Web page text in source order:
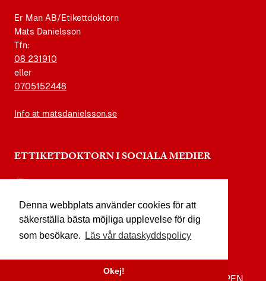
Denna webbplats använder cookies för att
säkerställa bästa möjliga upplevelse för dig
som besökare.
Läs vår dataskyddspolicy
Okej!
Er Man AB/Etikettdoktorn
Mats Danielsson
Tfn:
08 231910
eller
0705152448
Info at matsdanielsson.se
ETTIKETDOKTORN I SOCIALA MEDIER
facebook.com/etikettdoktorn
youtube.com/etikettdoktorn